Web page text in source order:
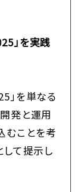
」を実践
」を単なる
発と運用
むことを考
して提示し